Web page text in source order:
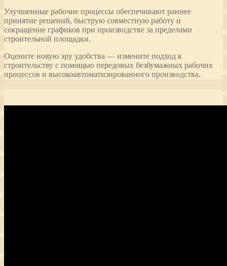
Улучшенные рабочие процессы обеспечивают раннее
принятие решений, быструю совместную работу и
сокращение графиков при производстве за пределами
строительной площадки.
Оцените новую эру удобства — измените подход к
строительству с помощью передовых безбумажных рабочих
процессов и высокоавтоматизированного производства.